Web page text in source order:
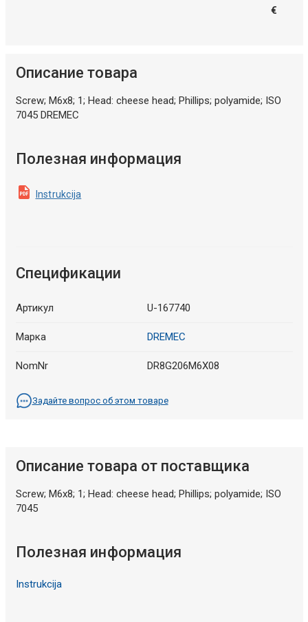
€
Описание товара
Screw; M6x8; 1; Head: cheese head; Phillips; polyamide; ISO
7045 DREMEC
Полезная информация
Instrukcija
Спецификации
Артикул U-167740
Марка DREMEC
NomNr DR8G206M6X08
Задайте вопрос об этом товаре
Описание товара от поставщика
Screw; M6x8; 1; Head: cheese head; Phillips; polyamide; ISO
7045
Полезная информация
Instrukcija